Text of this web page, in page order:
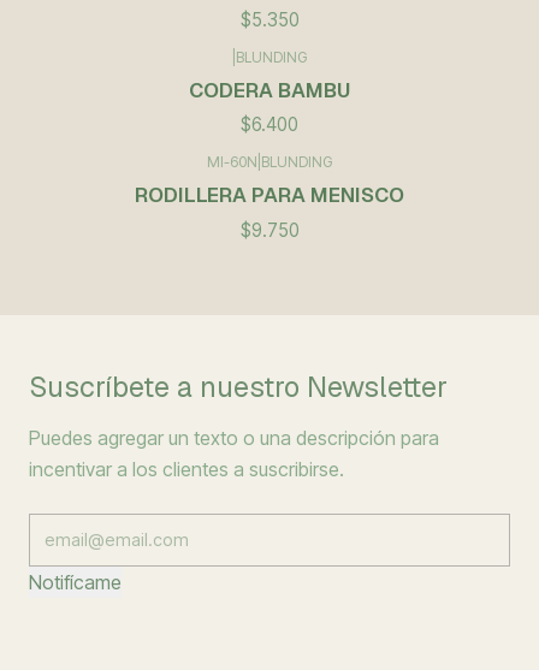
$5.350
BLUNDING
CODERA BAMBU
$6.400
MI-60N BLUNDING
RODILLERA PARA MENISCO
$9.750
Suscríbete a nuestro Newsletter
Puedes agregar un texto o una descripción para
incentivar a los clientes a suscribirse.
Notifícame